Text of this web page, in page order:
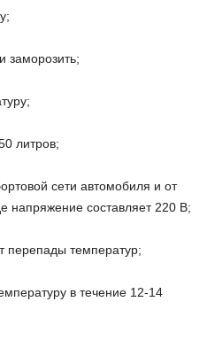
заморозить;
литров;
сети автомобиля и от
напряжение составляет 220 В;
перепады температур;
в течение 12-14